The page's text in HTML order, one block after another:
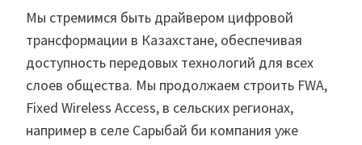
Мы стремимся быть драйвером цифровой
трансформации в Казахстане, обеспечивая
доступность передовых технологий для всех
слоев общества. Мы продолжаем строить FWA,
Fixed Wireless Access, в сельских регионах,
например в селе Сарыбай би компания уже